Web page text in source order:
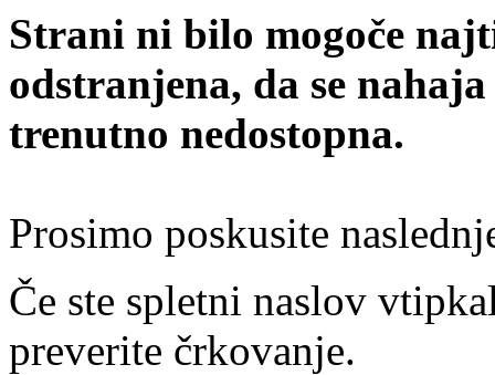
Strani ni bilo mogoče
odstranjena, da se
trenutno nedostopna.
Prosimo poskusite
Če ste spletni naslov
preverite črkovanje.